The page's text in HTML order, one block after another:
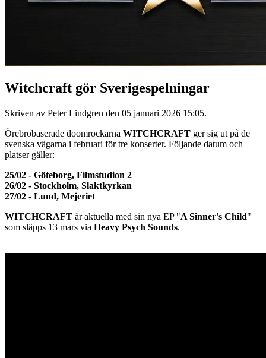
Witchcraft gör Sverigespelningar
Skriven av Peter Lindgren den 05 januari 2026 15:05.
Örebrobaserade doomrockarna WITCHCRAFT ger sig ut på de
svenska vägarna i februari för tre konserter. Följande datum och
platser gäller:
25/02 - Göteborg, Filmstudion 2
26/02 - Stockholm, Slaktkyrkan
27/02 - Lund, Mejeriet
WITCHCRAFT är aktuella med sin nya EP "A Sinner's Child"
som släpps 13 mars via Heavy Psych Sounds.